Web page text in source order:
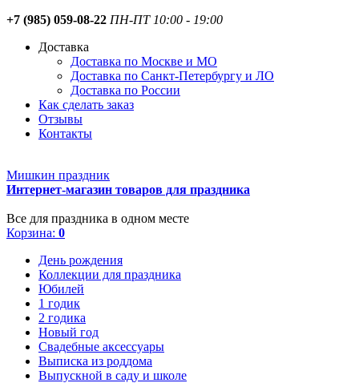
+7 (985) 059-08-22 ПН-ПТ 10:00 - 19:00
Доставка
Доставка по Москве и МО
Доставка по Санкт-Петербургу и ЛО
Доставка по России
Как сделать заказ
Отзывы
Контакты
Мишкин праздник
Интернет-магазин товаров для праздника
Все для праздника в одном месте
Корзина: 0
День рождения
Коллекции для праздника
Юбилей
1 годик
2 годика
Новый год
Свадебные аксессуары
Выписка из роддома
Выпускной в саду и школе